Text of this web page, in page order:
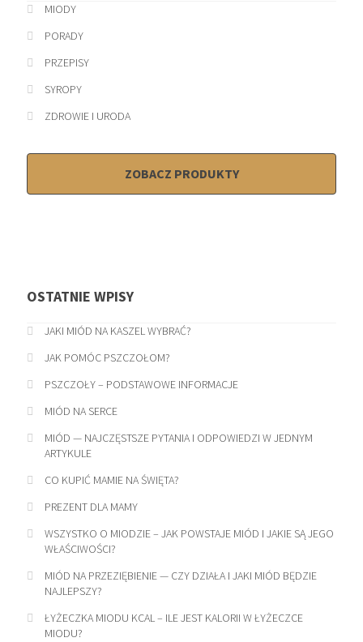
MIODY
PORADY
PRZEPISY
SYROPY
ZDROWIE I URODA
ZOBACZ PRODUKTY
OSTATNIE WPISY
JAKI MIÓD NA KASZEL WYBRAĆ?
JAK POMÓC PSZCZOŁOM?
PSZCZOŁY – PODSTAWOWE INFORMACJE
MIÓD NA SERCE
MIÓD — NAJCZĘSTSZE PYTANIA I ODPOWIEDZI W JEDNYM
ARTYKULE
CO KUPIĆ MAMIE NA ŚWIĘTA?
PREZENT DLA MAMY
WSZYSTKO O MIODZIE – JAK POWSTAJE MIÓD I JAKIE SĄ JEGO
WŁAŚCIWOŚCI?
MIÓD NA PRZEZIĘBIENIE — CZY DZIAŁA I JAKI MIÓD BĘDZIE
NAJLEPSZY?
ŁYŻECZKA MIODU KCAL – ILE JEST KALORII W ŁYŻECZCE
MIODU?